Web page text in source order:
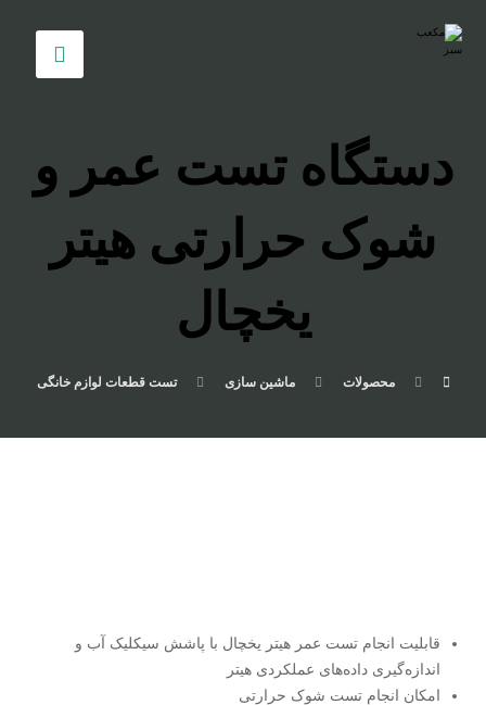
دستگاه تست عمر و
شوک حرارتی هیتر
یخچال
محصولات ماشین سازی تست قطعات لوازم خانگی
قابلیت انجام تست عمر هیتر یخچال با پاشش سیکلیک آب و
اندازه‌گیری داده‌های عملکردی هیتر
امکان انجام تست شوک حرارتی